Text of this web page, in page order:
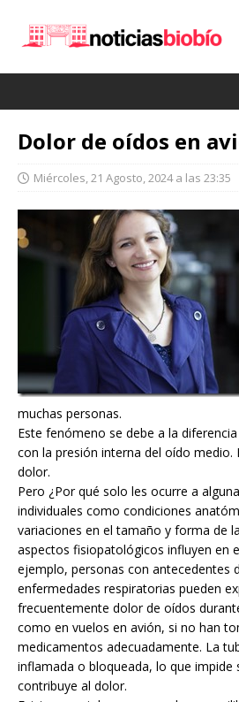
Dolor de oídos en
Miércoles, 21 Agosto, 2024 a las 23:35
muchas personas.
Este fenómeno se debe a la
con la presión interna del oído medio.
dolor.
Pero ¿Por qué solo les ocurre a
individuales como condiciones
variaciones en el tamaño y forma de
aspectos fisiopatológicos influyen en
ejemplo, personas con antecedentes
enfermedades respiratorias pueden
frecuentemente dolor de oídos
como en vuelos en avión, si no han
medicamentos adecuadamente. La
inflamada o bloqueada, lo que impide
contribuye al dolor.